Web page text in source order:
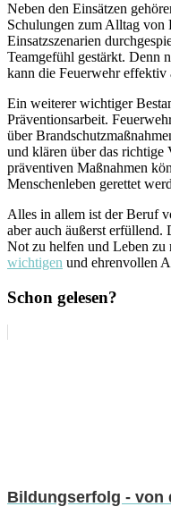
Neben den Einsätzen
Schulungen zum Alltag von
Einsatzszenarien
Teamgefühl gestärkt. Denn
kann die Feuerwehr
Ein weiterer wichtiger
Präventionsarbeit.
über
und klären über das
präventiven Maßnahmen
Menschenleben gerettet
Alles in allem ist der Beruf
aber auch äußerst
Not zu helfen und Leben zu
wichtigen und ehrenvollen
Schon gelesen?
Bildungserfolg - von